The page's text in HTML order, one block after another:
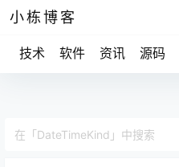
小栋博客
技术 软件 资讯 源码